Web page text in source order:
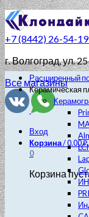
+7 (8442) 26-54-
г. Волгоград, ул.
Все магазины
Вход
Корзина/0.00₽
0
Корзина
Расширенный
Керамическая